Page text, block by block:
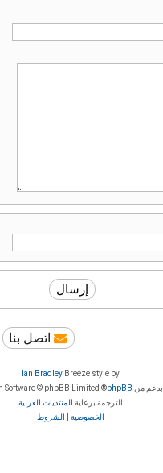
اتصل بنا
Breeze style by
Ian Bradley
بدعم من phpBB
® Forum Software © phpBB Limited
الترجمة برعاية المنتديات العربية
الخصوصية
الشروط